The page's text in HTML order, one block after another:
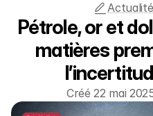
MetaTrader5
MetaTrader4
Social Trading
Dépôts et retraits
Pétrole, or et
matières
Créé 22 mai